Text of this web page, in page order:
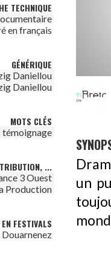
TECHNIQUE
en français
GÉNÉRIQUE
Daniellou
Daniellou
MOTS CLÉS
témoignage
...
3 Ouest
Production
FESTIVALS
un